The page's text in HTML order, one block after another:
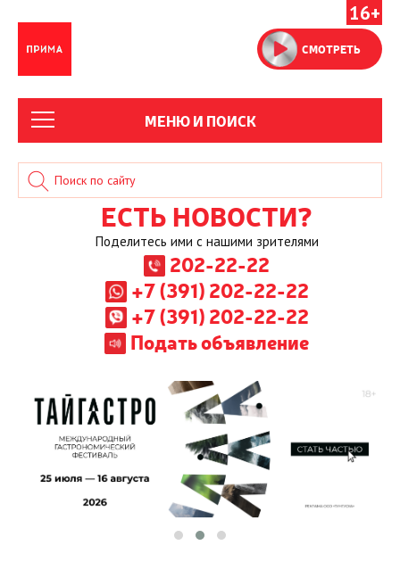
16+
СМОТРЕТЬ
МЕНЮ И ПОИСК
ЕСТЬ НОВОСТИ?
Поделитесь ими с нашими зрителями
202-22-22
+7 (391) 202-22-22
+7 (391) 202-22-22
Подать объявление